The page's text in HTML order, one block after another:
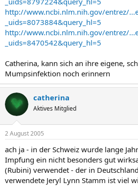
http://www.ncbi.nlm.nih.gov/entrez/
_uids=8073884&query_hl=5
http://www.ncbi.nlm.nih.gov/entrez/
_uids=8470542&query_hl=5
Catherina, kann sich an ihre eigene,
Mumpsinfektion noch erinnern
catherina
Aktives Mitglied
2 August 2005
ach ja - in der Schweiz wurde lange
Impfung ein nicht besonders gut
(Rubini) verwendet - der in
verwendete Jeryl Lynn Stamm ist viel